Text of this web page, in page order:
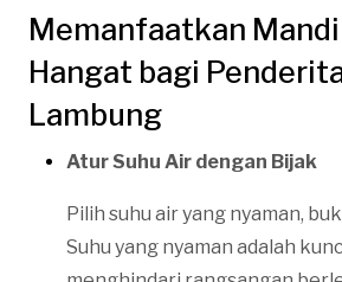
Memanfaatkan
Hangat bagi
Lambung
Atur Suhu Air dengan Bijak
Pilih suhu air yang nyaman,
Suhu yang nyaman adalah